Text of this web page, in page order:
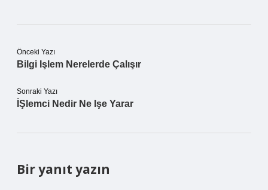
Önceki Yazı
Bilgi Işlem Nerelerde Çalışır
Sonraki Yazı
İŞlemci Nedir Ne Işe Yarar
Bir yanıt yazın